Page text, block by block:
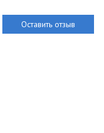
Оставить отзыв